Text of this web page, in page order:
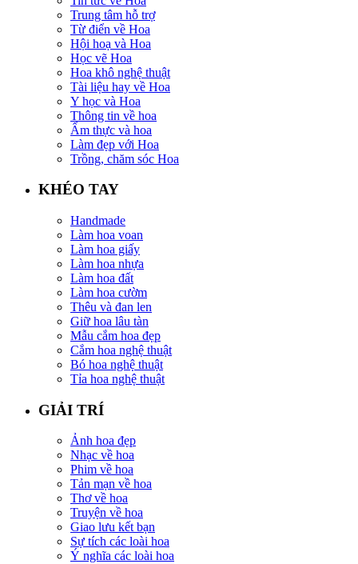
Trung tâm hỗ trợ
Từ điển về Hoa
Hội hoạ và Hoa
Học vẽ Hoa
Hoa khô nghệ thuật
Tài liệu hay về Hoa
Y học và Hoa
Thông tin về hoa
Ẩm thực và hoa
Làm đẹp với Hoa
Trồng, chăm sóc Hoa
KHÉO TAY
Handmade
Làm hoa voan
Làm hoa giấy
Làm hoa nhựa
Làm hoa đất
Làm hoa cườm
Thêu và đan len
Giữ hoa lâu tàn
Mẫu cắm hoa đẹp
Cắm hoa nghệ thuật
Bó hoa nghệ thuật
Tỉa hoa nghệ thuật
GIẢI TRÍ
Ảnh hoa đẹp
Nhạc về hoa
Phim về hoa
Tản mạn về hoa
Thơ về hoa
Truyện về hoa
Giao lưu kết bạn
Sự tích các loài hoa
Ý nghĩa các loài hoa